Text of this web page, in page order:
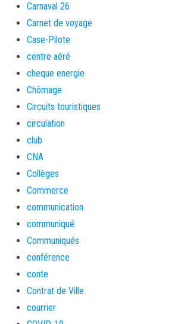
Carnaval 26
Carnet de voyage
Case-Pilote
centre aéré
cheque energie
Chômage
Circuits touristiques
circulation
club
CNA
Collèges
Commerce
communication
communiqué
Communiqués
conférence
conte
Contrat de Ville
courrier